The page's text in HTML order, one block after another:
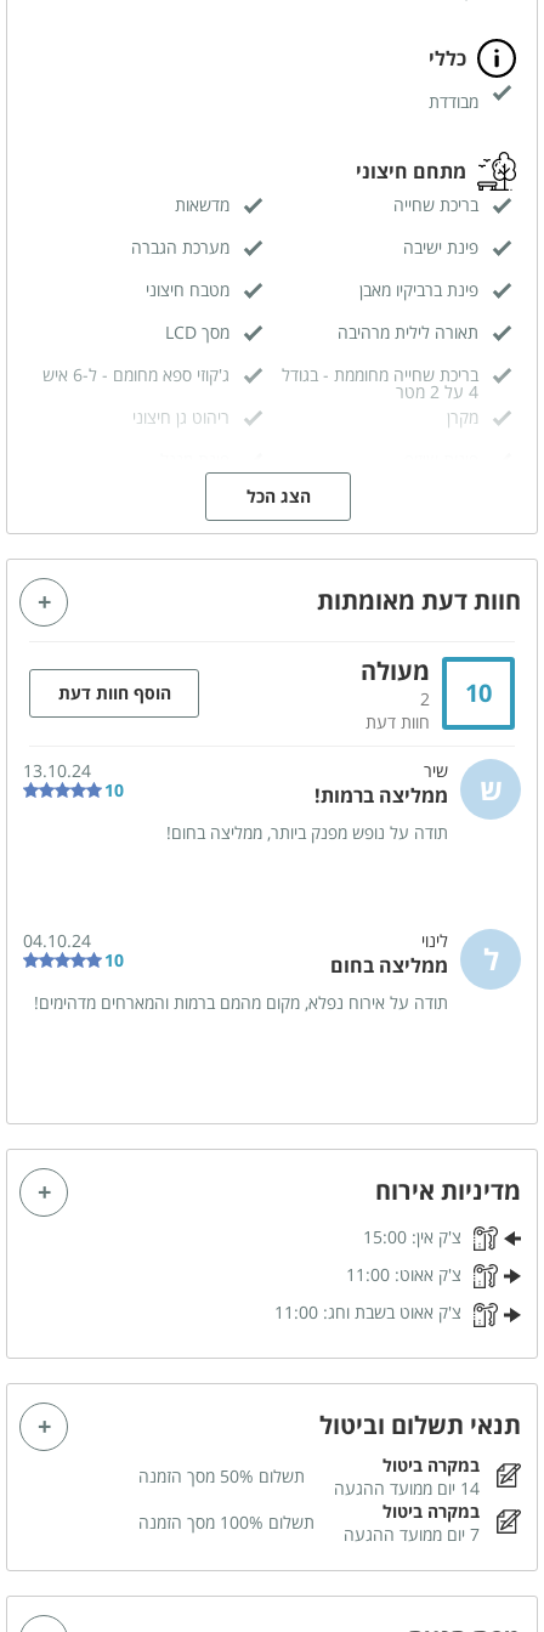
כללי
מבודדת
מתחם חיצוני
בריכת שחייה
מדשאות
פינת ישיבה
מערכת הגברה
פינת ברביקיו מאבן
מטבח חיצוני
תאורה לילית מרהיבה
מסך LCD
בריכת שחייה מחוממת - בגודל
4 על 2 מטר
ג'קוזי ספא מחומם - ל-6 איש
מקרן
ריהוט גן חיצוני
אינטרנט אלחוטי (WIFI)
מטבח מאובזר
מערכת ישיבה
מזגן
אינטרנט אלחוטי (WI-FI)
הצעות נישואין
מתאים לאירועים
משפחות
מסיבות
בר/ ת מצווה
קבוצות
מטבח מאובזר
קומקום חשמלי
כלי אוכל והגשה
חדרי הרחצה
הצג הכל
חוות דעת מאומתות
10
מעולה
2
חוות דעת
הוסף חוות דעת
ש שיר
ממליצה ברמות!
13.10.24
10
תודה על נופש מפנק ביותר, ממליצה בחום!
ל לינוי
ממליצה בחום
04.10.24
10
תודה על אירוח נפלא, מקום מהמם ברמות והמארחים מדהימים!
מדיניות אירוח
צ'ק אין: 15:00
צ'ק אאוט: 11:00
צ'ק אאוט בשבת וחג: 11:00
תנאי תשלום וביטול
במקרה ביטול
14 יום ממועד ההגעה
תשלום 50% מסך הזמנה
במקרה ביטול
7 יום ממועד ההגעה
תשלום 100% מסך הזמנה